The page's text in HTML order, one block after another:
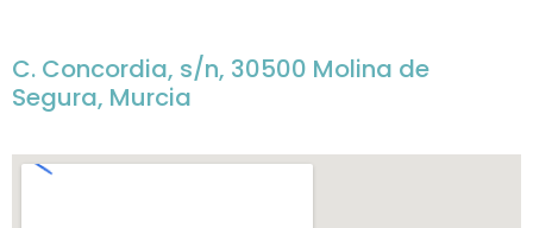
C. Concordia, s/n, 30500 Molina de
Segura, Murcia